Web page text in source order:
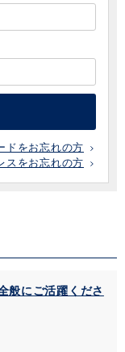
ドをお忘れの方
スをお忘れの方
般にご活躍くださ